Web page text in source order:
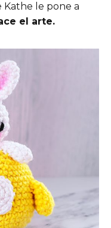
le pone a
el arte.